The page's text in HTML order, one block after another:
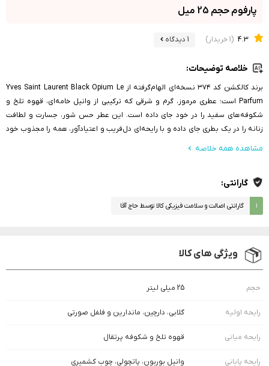
پارفوم حجم 25 میل
4.3 (1 خریدار) 1 دیدگاه
خلاصه توضیحات:
برند کالکشن کد ۳۷۴ نسخه‌ای الهام‌گرفته از Yves Saint Laurent Black Opium Le
Parfum است؛ عطری مرموز، گرم و شرقی که ترکیبی از وانیل خامه‌ای، قهوه تلخ و
شکوفه‌های سفید را در خود جای داده است. این عطر حس شور، جسارت و لطافت
زنانه را در یک بطری جای داده و با رایحه‌ای دل‌فریب و اعتیادآور، همه را مجذوب خود
مشاهده همه خلاصه
گارانتی:
۱ گارانتی اصالت و سلامت فیزیکی کالا توسط حاج آقا
ویژگی های کالا
حجم 25 میلی لیتر
رایحه اولیه گلابی، دارچین، ماندارین و فلفل صورتی
رایحه میانی قهوه تلخ و شکوفه پرتقال
رایحه پایانی وانیل بوربون، پاتچولی، چوب کشمیری